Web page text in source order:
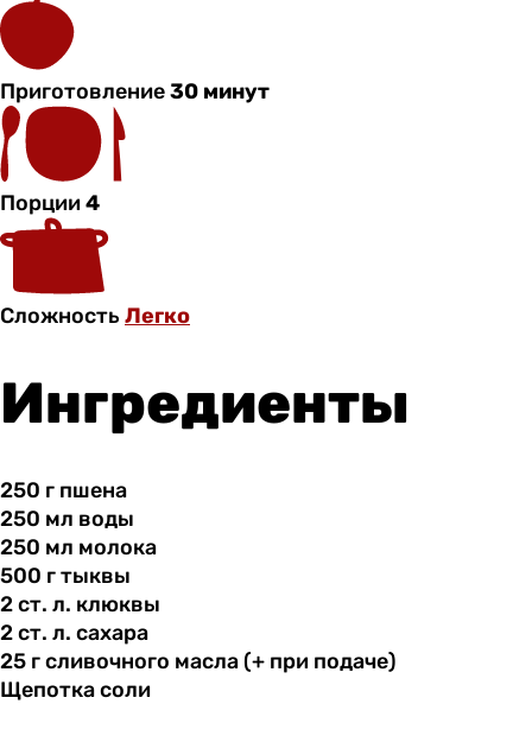
Приготовление30 минут
Порции4
Сложность Легко
Ингредиенты
250 г пшена
250 мл воды
250 мл молока
500 гтыквы
2 ст. л. клюквы
2 ст. л. сахара
25 гсливочного масла (+ при подаче)
Щепотка соли